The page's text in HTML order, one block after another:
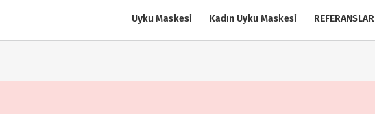
Uyku Maskesi Kadın Uyku Maskesi REFERANSLAR